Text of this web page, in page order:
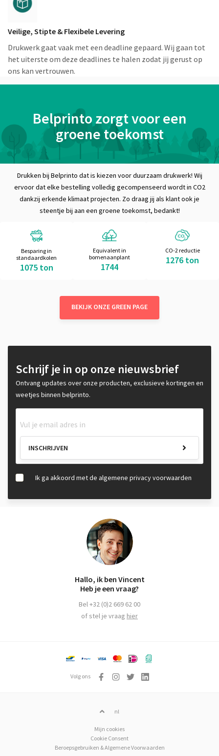
Veilige, Stipte & Flexibele Levering
Drukwerk gaat vaak met een deadline gepaard. Wij gaan tot
het uiterste om deze deadlines te halen zodat jij gerust op
ons kan vertrouwen.
Belprinto zorgt voor een
groene toekomst
Drukken bij Belprinto dat is kiezen voor duurzaam drukwerk! Wij
ervoor dat elke bestelling volledig gecompenseerd wordt in CO2
dankzij erkende klimaat projecten. Zo draag jij als klant ook je
steentje bij aan een groene toekomst, bedankt!
Besparing in
standaardkolen
1075 ton
Equivalent in
bomenaanplant
1744
CO-2 reductie
1276 ton
BEKIJK ONZE GREEN PAGE
Schrijf je in op onze nieuwsbrief
Ontvang updates over onze producten, exclusieve kortingen en
weetjes binnen belprinto.
INSCHRIJVEN
Ik ga akkoord met de algemene privacy voorwaarden
Hallo, ik ben Vincent
Heb je een vraag?
Bel +32 (0)2 669 62 00
of stel je vraag hier
Volg ons
nl
Mijn cookies
Cookie Consent
Beroepsgebruiken & Algemene Voorwaarden